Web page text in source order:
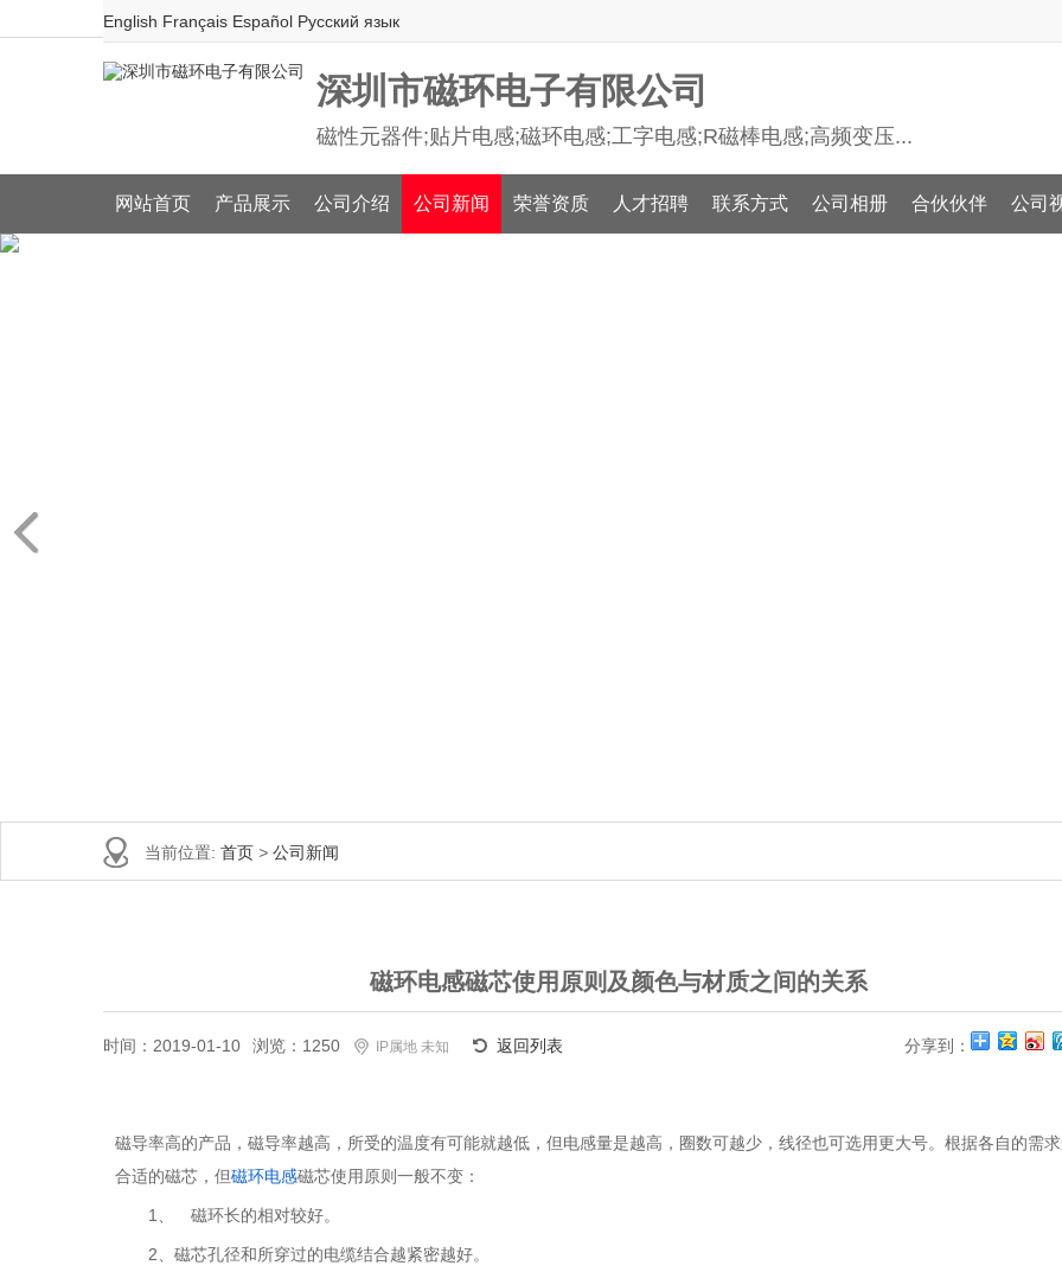
English Français Español Русский язык
深圳市磁环电子有限公司
磁性元器件;贴片电感;磁环电感;工字电感;R磁棒电感;高频变压...
网站首页 产品展示 公司介绍 公司新闻 荣誉资质 人才招聘 联系方式 公司相册 合伙伙伴 公司
当前位置: 首页 > 公司新闻
磁环电感磁芯使用原则及颜色与材质之间的关系
时间：2019-01-10 浏览：1250 IP属地 未知 返回列表 分享到：
磁导率高的产品，磁导率越高，所受的温度有可能就越低，但电感量是越高，圈数可越少，线径也可选用更大号。根据各自的需
合适的磁芯，但磁环电感磁芯使用原则一般不变：
1、 磁环长的相对较好。
2、磁芯孔径和所穿过的电缆结合越紧密越好。